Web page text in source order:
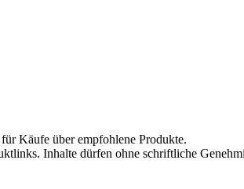
Käufe über empfohlene Produkte.
Inhalte dürfen ohne schriftliche